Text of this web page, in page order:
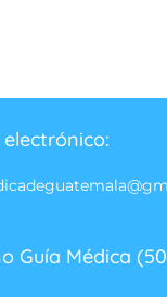
Guía Médica